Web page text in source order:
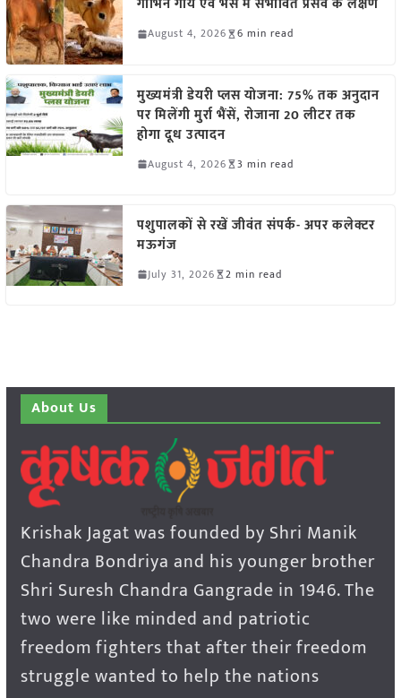
August 4, 2026 6 min read
मुख्यमंत्री डेयरी प्लस योजना: 75% तक अनुदान
पर मिलेंगी मुर्रा भैंसें, रोजाना 20 लीटर तक
होगा दूध उत्पादन
August 4, 2026 3 min read
पशुपालकों से रखें जीवंत संपर्क- अपर कलेक्टर
मऊगंज
July 31, 2026 2 min read
About Us
Krishak Jagat was founded by Shri Manik
Chandra Bondriya and his younger brother
Shri Suresh Chandra Gangrade in 1946. The
two were like minded and patriotic
freedom fighters that after their freedom
struggle wanted to help the nations